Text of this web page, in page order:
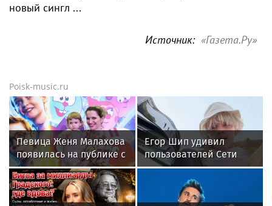
новый сингл ...
Источник: «Газета.Ру»
Poisk-music.ru
Певица Женя Малахова
появилась на публике с
дочерью
Егор Шип удивил
пользователей Сети
кардинальной сменой
своего имиджа